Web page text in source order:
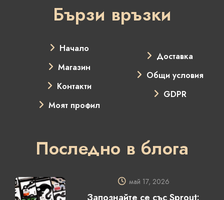
Бързи връзки
Начало
Магазин
Контакти
Моят профил
Доставка
Общи условия
GDPR
Последно в блога
май 17, 2026
Запознайте се със Sprout: